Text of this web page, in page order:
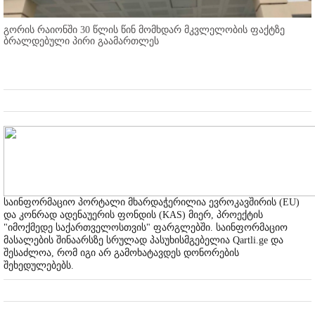
გორის რაიონში 30 წლის წინ მომხდარ მკვლელობის ფაქტზე
ბრალდებული პირი გაამართლეს
საინფორმაციო პორტალი მხარდაჭერილია ევროკავშირის (EU)
და კონრად ადენაუერის ფონდის (KAS) მიერ, პროექტის
"იმოქმედე საქართველოსთვის" ფარგლებში. საინფორმაციო
მასალების შინაარსზე სრულად პასუხისმგებელია Qartli.ge და
შესაძლოა, რომ იგი არ გამოხატავდეს დონორების
შეხედულებებს.